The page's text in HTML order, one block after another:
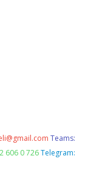
Teams:
606 0 726 Telegram: